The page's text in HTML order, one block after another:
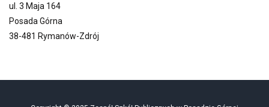
ul. 3 Maja 164
Posada Górna
38-481 Rymanów-Zdrój